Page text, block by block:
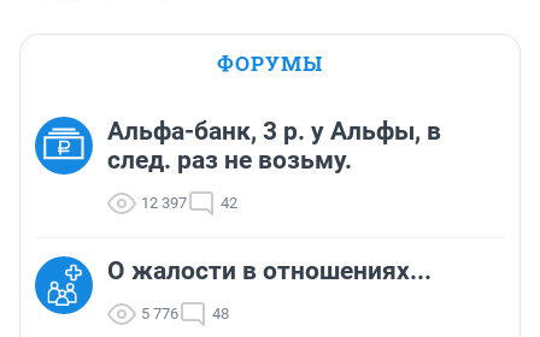
ФОРУМЫ
Альфа-банк, 3 р. у Альфы, в
след. раз не возьму.
12 397 42
О жалости в отношениях...
5 776 48